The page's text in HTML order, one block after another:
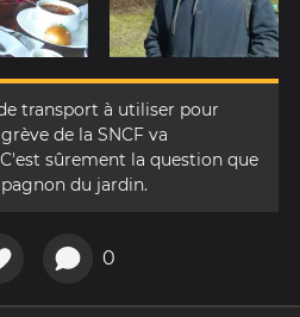
transport à utiliser pour
de la SNCF va
sûrement la question que
du jardin.
0